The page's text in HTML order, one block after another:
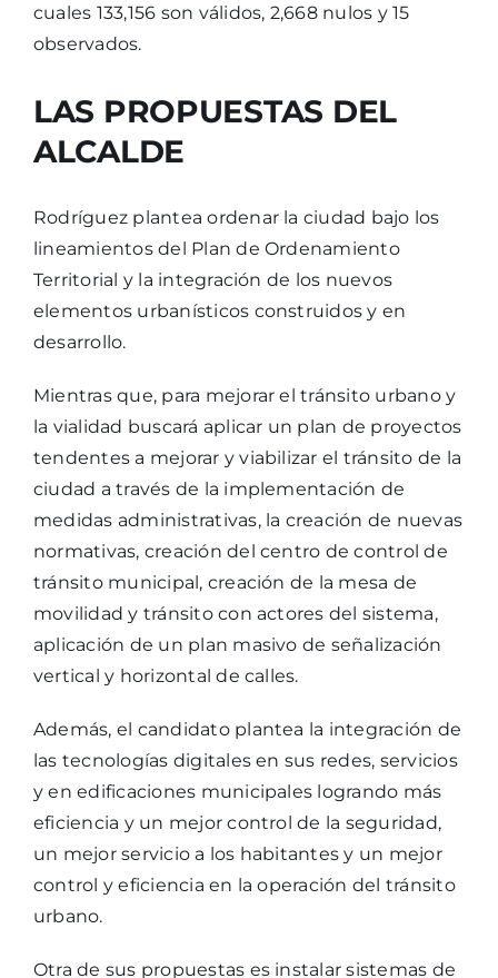
cuales 133,156 son válidos, 2,668 nulos y 15
observados.
LAS PROPUESTAS DEL
ALCALDE
Rodríguez plantea ordenar la ciudad bajo los
lineamientos del Plan de Ordenamiento
Territorial y la integración de los nuevos
elementos urbanísticos construidos y en
desarrollo.
Mientras que, para mejorar el tránsito urbano y
la vialidad buscará aplicar un plan de proyectos
tendentes a mejorar y viabilizar el tránsito de la
ciudad a través de la implementación de
medidas administrativas, la creación de nuevas
normativas, creación del centro de control de
tránsito municipal, creación de la mesa de
movilidad y tránsito con actores del sistema,
aplicación de un plan masivo de señalización
vertical y horizontal de calles.
Además, el candidato plantea la integración de
las tecnologías digitales en sus redes, servicios
y en edificaciones municipales logrando más
eficiencia y un mejor control de la seguridad,
un mejor servicio a los habitantes y un mejor
control y eficiencia en la operación del tránsito
urbano.
Otra de sus propuestas es instalar sistemas de